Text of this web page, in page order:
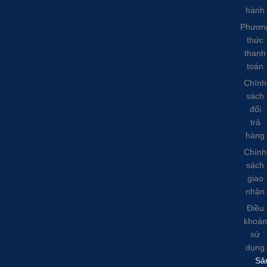
hành
thức
thanh
toán
Chính
sách
đổi
trả
hàng
Chính
sách
giao
nhận
Điều
khoản
sử
dụng